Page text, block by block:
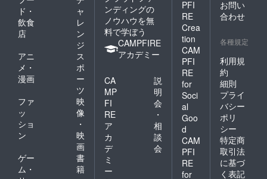
ド・
飲食
店
ャ
レ
ン
ジ
アニ
メ・
漫画
ス
ポ
ー
ツ
ファ
ッ
ショ
ン
映
像
・
映
画
ゲー
ム・
書
籍
ンディングの
ノウハウを無
料で学ぼう
CAMPFIRE
アカデミー
CA
MP
FI
RE
ア
カ
デ
ミ
ー
説
明
会
・
相
談
会
PFI
RE
Crea
tion
CAM
PFI
RE
for
Soci
al
Goo
d
CAM
PFI
RE
for
お問い
合わせ
各種規定
利用規
約
細則
プライ
バシー
ポリ
シー
特定商
取引法
に基づ
く表記